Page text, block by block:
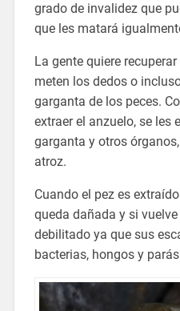
grado de invalidez que
que les matará
La gente quiere
meten los dedos o
garganta de los peces.
extraer el anzuelo, se les
garganta y otros
atroz.
Cuando el pez es
queda dañada y si
debilitado ya que sus
bacterias, hongos y